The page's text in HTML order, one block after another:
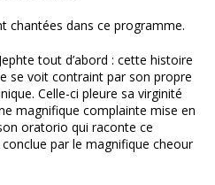
chantées dans ce programme.
tout d’abord : cette histoire
se voit contraint par son propre
Celle-ci pleure sa virginité
magnifique complainte mise en
oratorio qui raconte ce
par le magnifique cheour